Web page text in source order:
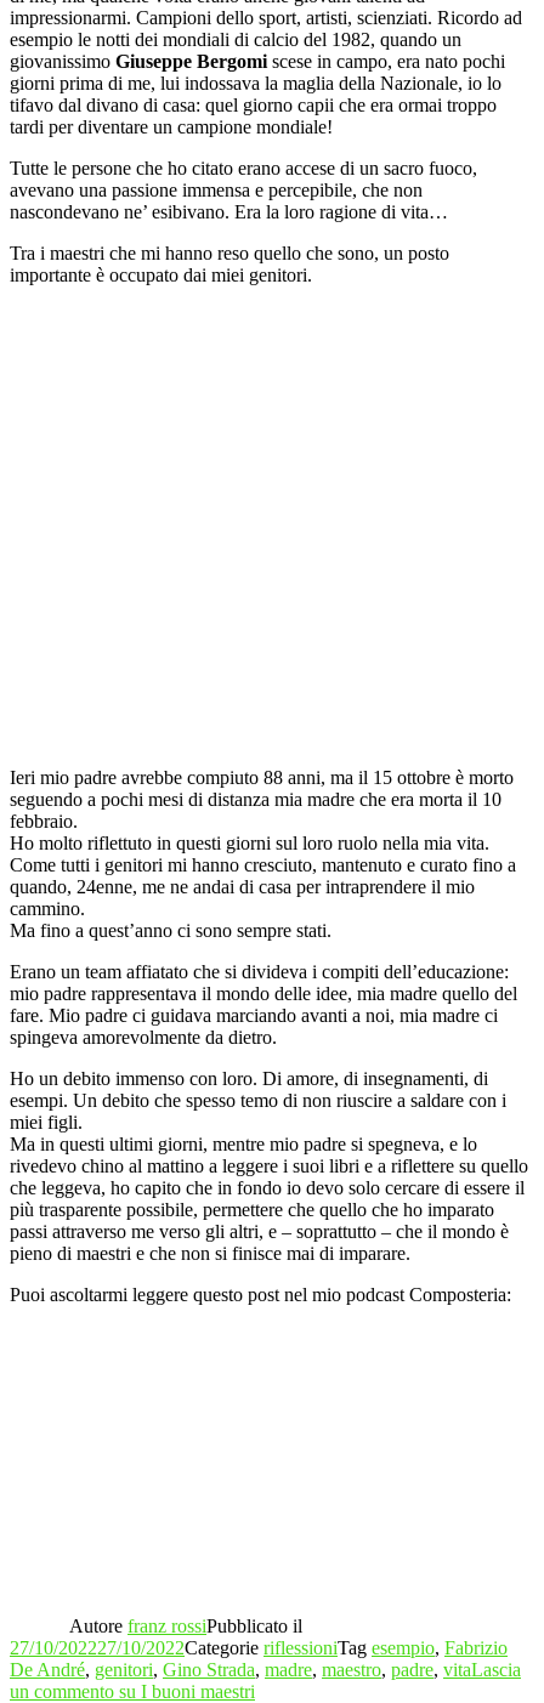
impressionarmi. Campioni dello sport, artisti, scienziati. Ricordo ad
esempio le notti dei mondiali di calcio del 1982, quando un
giovanissimo Giuseppe Bergomi scese in campo, era nato pochi
giorni prima di me, lui indossava la maglia della Nazionale, io lo
tifavo dal divano di casa: quel giorno capii che era ormai troppo
tardi per diventare un campione mondiale!
Tutte le persone che ho citato erano accese di un sacro fuoco,
avevano una passione immensa e percepibile, che non
nascondevano ne’ esibivano. Era la loro ragione di vita…
Tra i maestri che mi hanno reso quello che sono, un posto
importante è occupato dai miei genitori.
Ieri mio padre avrebbe compiuto 88 anni, ma il 15 ottobre è morto
seguendo a pochi mesi di distanza mia madre che era morta il 10
febbraio.
Ho molto riflettuto in questi giorni sul loro ruolo nella mia vita.
Come tutti i genitori mi hanno cresciuto, mantenuto e curato fino a
quando, 24enne, me ne andai di casa per intraprendere il mio
cammino.
Ma fino a quest’anno ci sono sempre stati.
Erano un team affiatato che si divideva i compiti dell’educazione:
mio padre rappresentava il mondo delle idee, mia madre quello del
fare. Mio padre ci guidava marciando avanti a noi, mia madre ci
spingeva amorevolmente da dietro.
Ho un debito immenso con loro. Di amore, di insegnamenti, di
esempi. Un debito che spesso temo di non riuscire a saldare con i
miei figli.
Ma in questi ultimi giorni, mentre mio padre si spegneva, e lo
rivedevo chino al mattino a leggere i suoi libri e a riflettere su quello
che leggeva, ho capito che in fondo io devo solo cercare di essere il
più trasparente possibile, permettere che quello che ho imparato
passi attraverso me verso gli altri, e – soprattutto – che il mondo è
pieno di maestri e che non si finisce mai di imparare.
Puoi ascoltarmi leggere questo post nel mio podcast Composteria:
Autore franz rossiPubblicato il
27/10/202227/10/2022Categorie riflessioniTag esempio, Fabrizio
De André, genitori, Gino Strada, madre, maestro, padre, vitaLascia
un commento su I buoni maestri